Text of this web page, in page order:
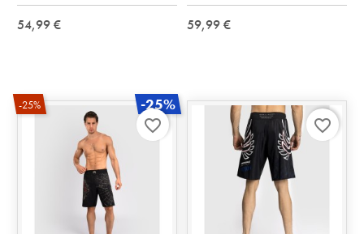
54,99 € 59,99 €
-25% -25%
favorite_border favorite_border